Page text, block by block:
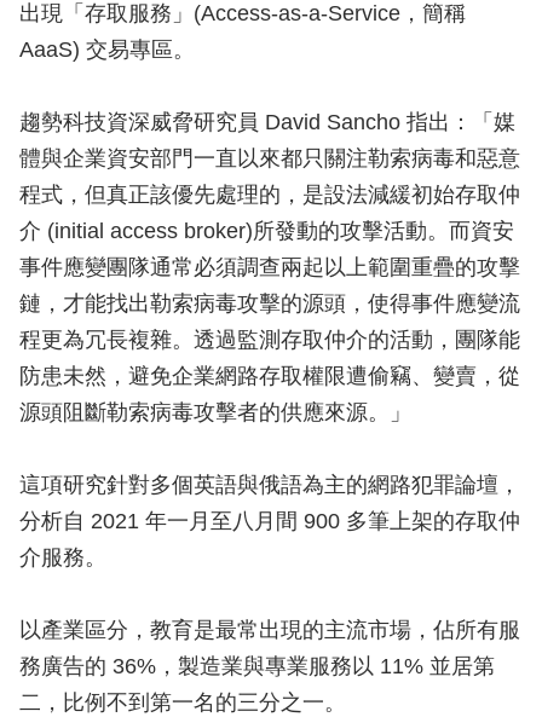
出現「存取服務」(Access-as-a-Service，簡稱
AaaS) 交易專區。
趨勢科技資深威脅研究員 David Sancho 指出：「媒
體與企業資安部門一直以來都只關注勒索病毒和惡意
程式，但真正該優先處理的，是設法減緩初始存取仲
介 (initial access broker)所發動的攻擊活動。而資安
事件應變團隊通常必須調查兩起以上範圍重疊的攻擊
鏈，才能找出勒索病毒攻擊的源頭，使得事件應變流
程更為冗長複雜。透過監測存取仲介的活動，團隊能
防患未然，避免企業網路存取權限遭偷竊、變賣，從
源頭阻斷勒索病毒攻擊者的供應來源。」
這項研究針對多個英語與俄語為主的網路犯罪論壇，
分析自 2021 年一月至八月間 900 多筆上架的存取仲
介服務。
以產業區分，教育是最常出現的主流市場，佔所有服
務廣告的 36%，製造業與專業服務以 11% 並居第
二，比例不到第一名的三分之一。